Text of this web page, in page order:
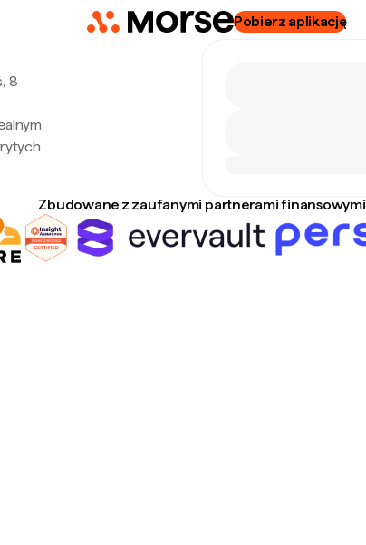
Pobierz aplikację
8
Zbudowane z zaufanymi partnerami finansowymi